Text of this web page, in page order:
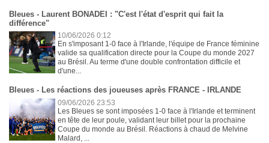
Bleues - Laurent BONADEI : "C'est l'état d'esprit qui fait la
différence"
10/06/2026 0:12
En s'imposant 1-0 face à l'Irlande, l'équipe de France féminine
valide sa qualification directe pour la Coupe du monde 2027
au Brésil. Au terme d'une double confrontation difficile et
d'une...
Bleues - Les réactions des joueuses après FRANCE - IRLANDE
09/06/2026 23:53
Les Bleues se sont imposées 1-0 face à l'Irlande et terminent
en tête de leur poule, validant leur billet pour la prochaine
Coupe du monde au Brésil. Réactions à chaud de Melvine
Malard, ...